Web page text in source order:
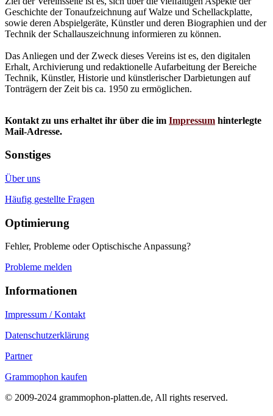
Geschichte der Tonaufzeichnung auf Walze und Schellackplatte,
sowie deren Abspielgeräte, Künstler und deren Biographien und der
Technik der Schallauszeichnung informieren zu können.
Das Anliegen und der Zweck dieses Vereins ist es, den digitalen
Erhalt, Archivierung und redaktionelle Aufarbeitung der Bereiche
Technik, Künstler, Historie und künstlerischer Darbietungen auf
Tonträgern der Zeit bis ca. 1950 zu ermöglichen.
Kontakt zu uns erhaltet ihr über die im Impressum hinterlegte
Mail-Adresse.
Sonstiges
Über uns
Häufig gestellte Fragen
Optimierung
Fehler, Probleme oder Optischische Anpassung?
Probleme melden
Informationen
Impressum / Kontakt
Datenschutzerklärung
Partner
Grammophon kaufen
© 2009-2024 grammophon-platten.de, All rights reserved.